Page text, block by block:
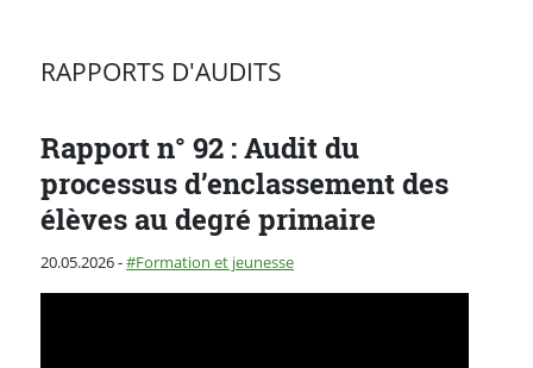
RAPPORTS D'AUDITS
Rapport n° 92 : Audit du
processus d’enclassement des
élèves au degré primaire
Publié le
20.05.2026-Catégorie :
Formation et jeunesse